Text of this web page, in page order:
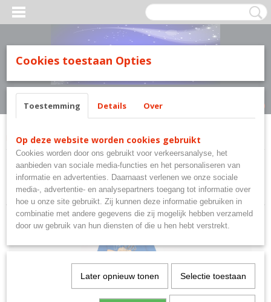
Inloggen Registreren
(0)
Home >Jurassic World Dino
Sorteer op:
Cookies toestaan Opties
Toestemming Details Over
Op deze website worden cookies gebruikt
Cookies worden door ons gebruikt voor verkeersanalyse, het
aanbieden van sociale media-functies en het personaliseren van
informatie en advertenties. Daarnaast verlenen we onze sociale
media-, advertentie- en analysepartners toegang tot informatie over
hoe u onze site gebruikt. Zij kunnen deze informatie gebruiken in
combinatie met andere gegevens die zij mogelijk hebben verzameld
door uw gebruik van hun diensten of die u hen hebt verstrekt.
Later opnieuw tonen Selectie toestaan